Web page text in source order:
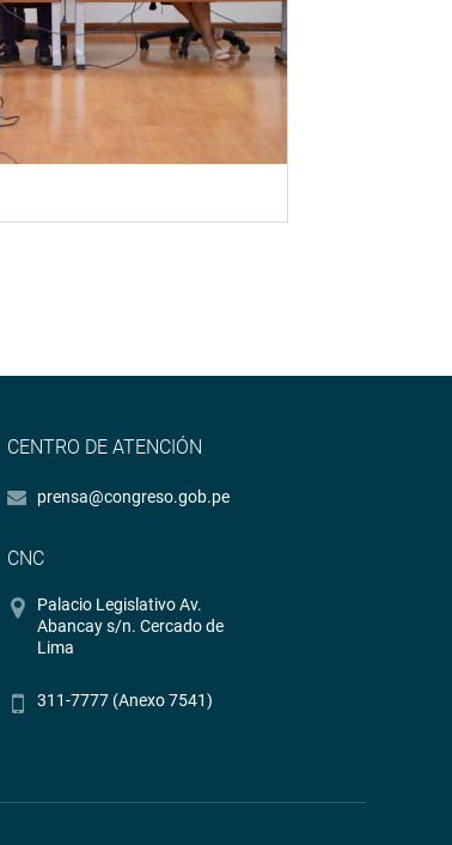
CENTRO DE ATENCIÓN
prensa@congreso.gob.pe
CNC
Palacio Legislativo Av.
Abancay s/n. Cercado de
Lima
311-7777 (Anexo 7541)